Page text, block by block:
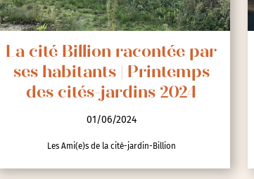
La cité Billion racontée par
ses habitants | Printemps
des cités-jardins 2024
01/06/2024
Les Ami(e)s de la cité-jardin-Billion